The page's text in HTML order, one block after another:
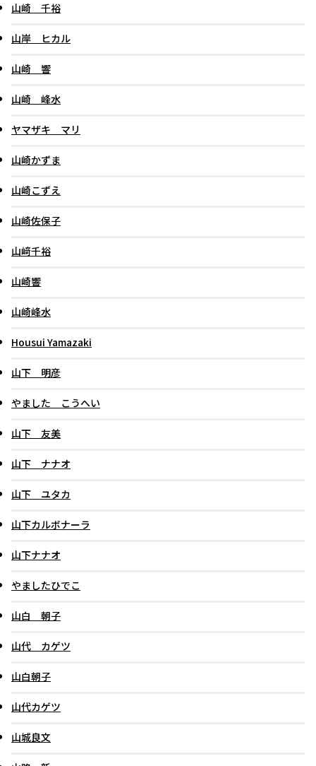
山崎 千裕
山岸 ヒカル
山崎 響
山崎 峰水
ヤマザキ マリ
山崎かずま
山崎こずえ
山崎佐保子
山﨑千裕
山崎響
山崎峰水
Housui Yamazaki
山下 明彦
やました こうへい
山下 友美
山下 ナナオ
山下 ユタカ
山下カルボナーラ
山下ナナオ
やましたひでこ
山白 朝子
山代 カゲツ
山白朝子
山代カゲツ
山城良文